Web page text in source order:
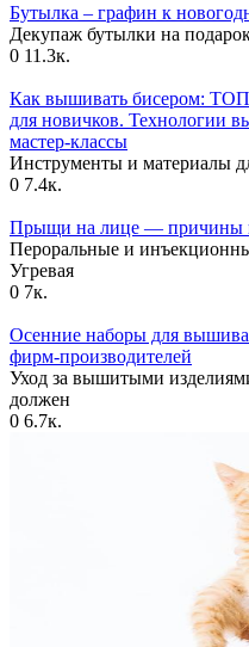
Бутылка – графин к
Декупаж бутылки на
0 11.3к.
Как вышивать бисером:
для новичков. Технологии
мастер-классы
Инструменты и материалы
0 7.4к.
Прыщи на лице — причины
Пероральные и
Угревая
0 7к.
Осенние наборы для
фирм-производителей
Уход за вышитыми
должен
0 6.7к.